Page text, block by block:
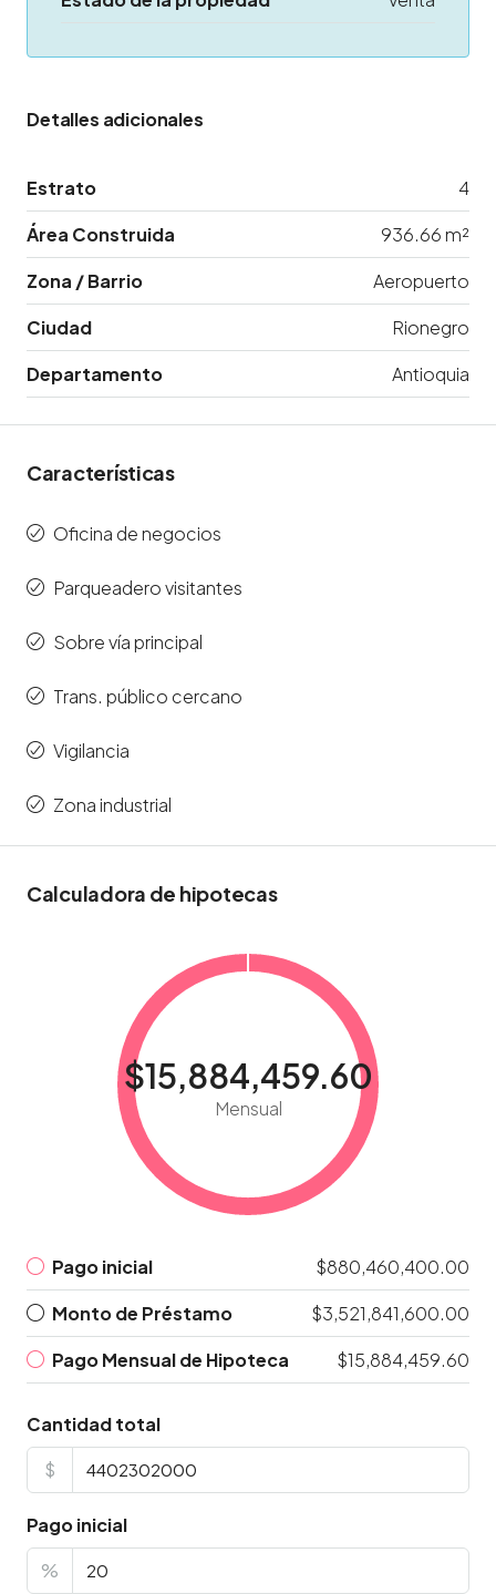
Detalles adicionales
Estrato
4
Área Construida
936.66 m²
Zona / Barrio
Aeropuerto
Ciudad
Rionegro
Departamento
Antioquia
Características
Oficina de negocios
Parqueadero visitantes
Sobre vía principal
Trans. público cercano
Vigilancia
Zona industrial
Calculadora de hipotecas
$15,884,459.60
Mensual
Pago inicial
$880,460,400.00
Monto de Préstamo
$3,521,841,600.00
Pago Mensual de Hipoteca
$15,884,459.60
Cantidad total
$
Pago inicial
%